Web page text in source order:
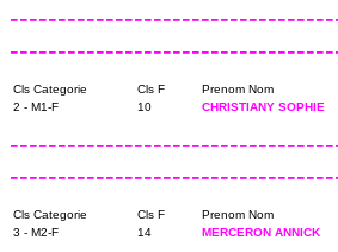
Cls Categorie Cls F Prenom Nom
2 - M1-F
10 CHRISTIANY SOPHIE
Cls Categorie Cls F Prenom Nom
3 - M2-F
14 MERCERON ANNICK